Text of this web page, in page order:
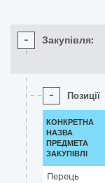
- Закупівля:
- Позиції
КОНКРЕТНА
НАЗВА
ПРЕДМЕТА
ЗАКУПІВЛІ
Перець